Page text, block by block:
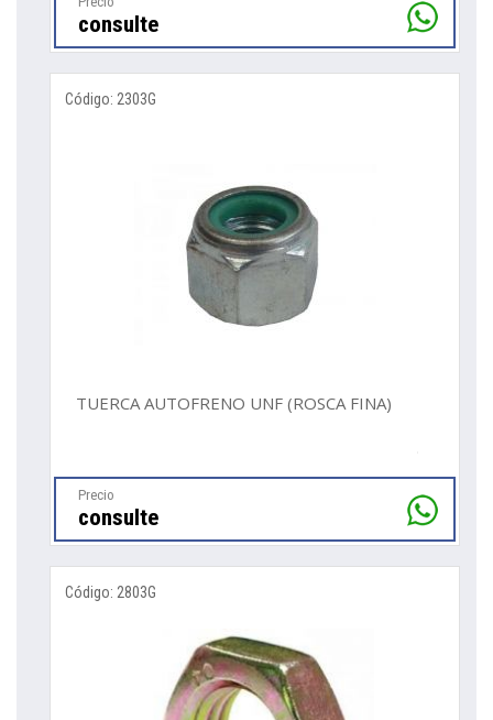
consulte
Código: 2303G
TUERCA AUTOFRENO UNF (ROSCA FINA)
Precio
consulte
Código: 2803G